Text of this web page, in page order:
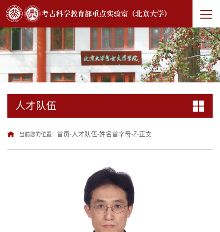
人才队伍
当前您的位置： 首页-人才队伍-姓名首字母-Z-正文